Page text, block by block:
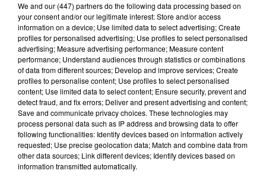
Lecture (2 min 16 sec)
100%
100% radio les infos de l'Aude
We and our (447) partnersdo the following data processing based on
your consent and/or our legitimate interest: Store and/or access
information on a device; Use limited data to select advertising; Create
profiles for personalised advertising; Use profiles to select personalised
advertising; Measure advertising performance; Measure content
performance; Understand audiences through statistics or combinations
of data from different sources; Develop and improve services; Create
profiles to personalise content; Use profiles to select personalised
content; Use limited data to select content; Ensure security, prevent and
detect fraud, and fix errors; Deliver and present advertising and content;
Save and communicate privacy choices. These technologies may
process personal data such as IP address and browsing data to offer
following functionalities: Identify devices based on information actively
requested; Use precise geolocation data; Match and combine data from
other data sources; Link different devices; Identify devices based on
information transmitted automatically.